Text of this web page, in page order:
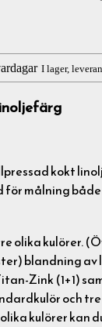
I lager,
kokt
målning både
olika kulörer.
blandning av
Zink (1+1)
och
kulörer kan